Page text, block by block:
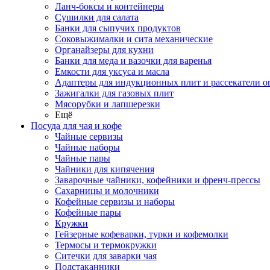
Ланч-боксы и контейнеры
Сушилки для салата
Банки для сыпучих продуктов
Соковыжималки и сита механические
Органайзеры для кухни
Банки для меда и вазочки для варенья
Емкости для уксуса и масла
Адаптеры для индукционных плит и рассекатели
Зажигалки для газовых плит
Мясорубки и лапшерезки
Ещё
Посуда для чая и кофе
Чайные сервизы
Чайные наборы
Чайные пары
Чайники для кипячения
Заварочные чайники, кофейники и френч-прессы
Сахарницы и молочники
Кофейные сервизы и наборы
Кофейные пары
Кружки
Гейзерные кофеварки, турки и кофемолки
Термосы и термокружки
Ситечки для заварки чая
Подстаканники